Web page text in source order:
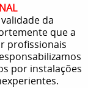
da
que a
profissionais
por instalações